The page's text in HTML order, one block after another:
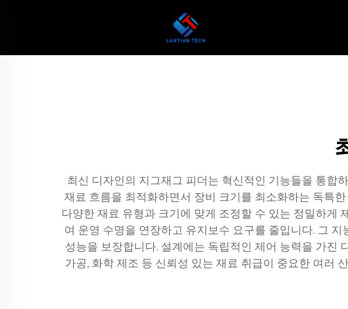
최신 디자인의 지그재그 피더는 혁신적인 기능들을 통합
재료 흐름을 최적화하면서 장비 크기를 최소화하는 독특
다양한 재료 유형과 크기에 맞게 조정할 수 있는 정밀하게
여 운영 수명을 연장하고 유지보수 요구를 줄입니다. 그
성능을 보장합니다. 설계에는 독립적인 제어 능력을 가진
가공, 화학 제조 등 신뢰성 있는 재료 취급이 중요한 여러